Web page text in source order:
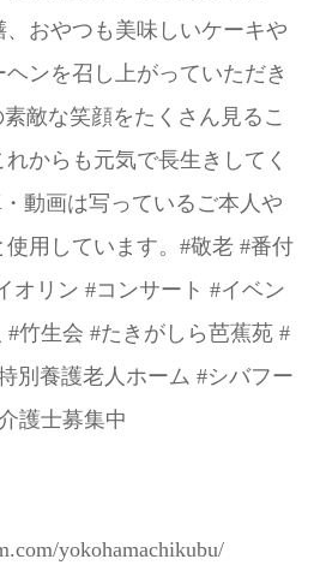
おやつも美味しいケーキや
ンを召し上がっていただき
敵な笑顔をたくさん見るこ
からも元気で長生きしてく
動画は写っているご本人や
用しています。#敬老 #番付
オリン #コンサート #イベン
#竹生会 #たきがしら芭蕉苑 #
別養護老人ホーム #シバフー
護士募集中
yokohamachikubu/